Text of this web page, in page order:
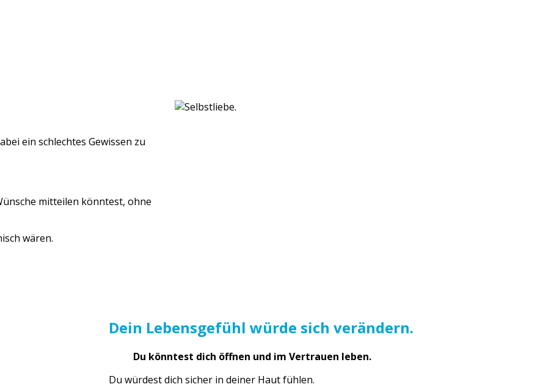
ein schlechtes Gewissen zu
mitteilen könntest, ohne
wären.
Dein Lebensgefühl würde sich verändern.
Du könntest dich öffnen und im Vertrauen leben.
Du würdest dich sicher in deiner Haut fühlen.